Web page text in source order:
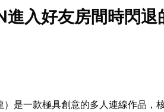
入好友房間時閃退
是一款極具創意的多人連線作品，